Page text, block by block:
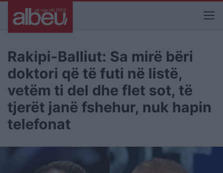
Rakipi-Balliut: Sa mirë bëri
doktori që të futi në listë,
vetëm ti del dhe flet sot, të
tjerët janë fshehur, nuk hapin
telefonat